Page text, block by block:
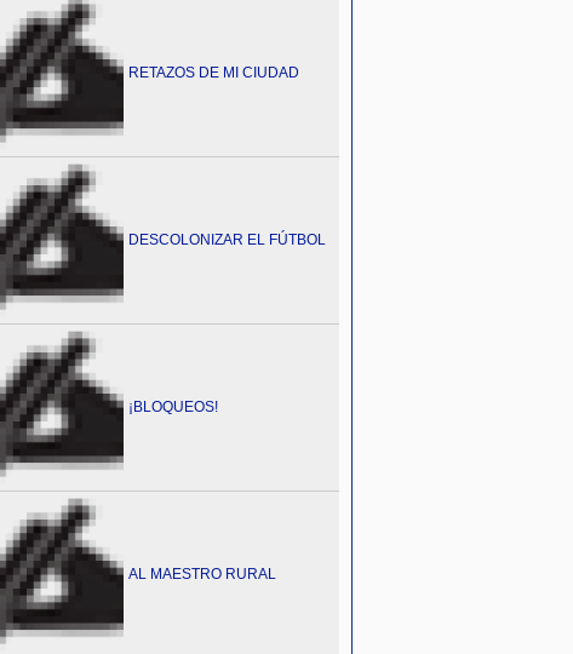
RETAZOS DE MI CIUDAD
DESCOLONIZAR EL FÚTBOL
¡BLOQUEOS!
AL MAESTRO RURAL